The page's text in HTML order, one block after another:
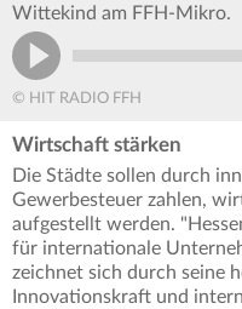
Wittekind am FFH-Mikro.
© HIT RADIO FFH
Wirtschaft stärken
Die Städte sollen durch
Gewerbesteuer zahlen,
aufgestellt werden.
für internationale
zeichnet sich durch seine
Innovationskraft und